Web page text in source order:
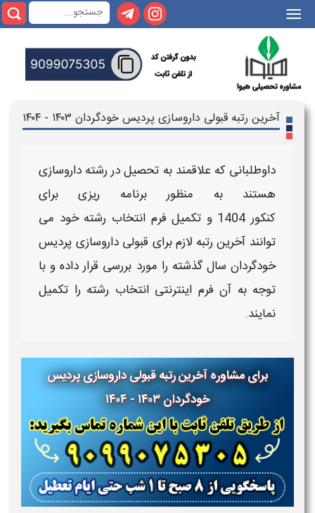
|||
آخرین رتبه قبولی داروسازی پردیس خودگردان ۱۴۰۳ - ۱۴۰۴
داوطلبانی که علاقمند به تحصیل در رشته داروسازی
هستند به منظور برنامه ریزی برای
کنکور 1404 و تکمیل فرم انتخاب رشته خود می
توانند آخرین رتبه لازم برای قبولیداروسازی پردیس
خودگردانسال گذشته را مورد بررسی قرار داده و با
توجه به آن فرم اینترنتی انتخاب رشته را تکمیل
نمایند.
برای مشاوره آخرین رتبه قبولی داروسازی پردیس
خودگردان ۱۴۰۳ - ۱۴۰۴